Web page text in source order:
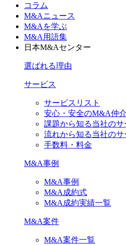
コラム
M&Aニュース
M&Aを学ぶ
M&A用語集
日本M&Aセンター
選ばれる理由
サービス
サービスリスト
安心・安全のM&A仲
課題から知る当社のサ
流れから知る当社のサ
手数料・料金
M&A事例
M&A事例
M&A成約式
M&A成約実績一覧
M&A案件
M&A案件一覧